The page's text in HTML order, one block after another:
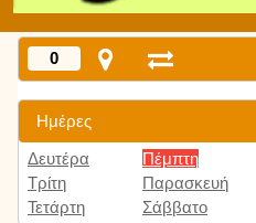
0
Ημέρες
Δευτέρα
Τρίτη
Τετάρτη
Πέμπτη
Παρασκευή
Σάββατο